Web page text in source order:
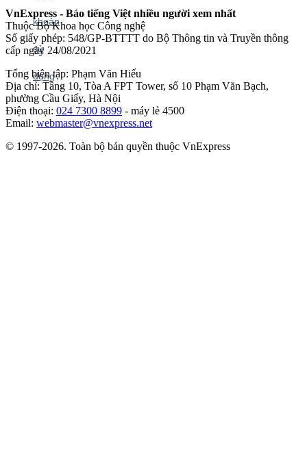
VnExpress - Báo tiếng Việt nhiều người xem nhất
Thuộc Bộ Khoa học Công nghệ
Số giấy phép: 548/GP-BTTTT do Bộ Thông tin và Truyền thông
cấp ngày 24/08/2021
Tổng biên tập: Phạm Văn Hiếu
Địa chỉ: Tầng 10, Tòa A FPT Tower, số 10 Phạm Văn Bạch,
phường Cầu Giấy, Hà Nội
Điện thoại: 024 7300 8899 - máy lẻ 4500
Email: webmaster@vnexpress.net
© 1997-2026. Toàn bộ bản quyền thuộc VnExpress